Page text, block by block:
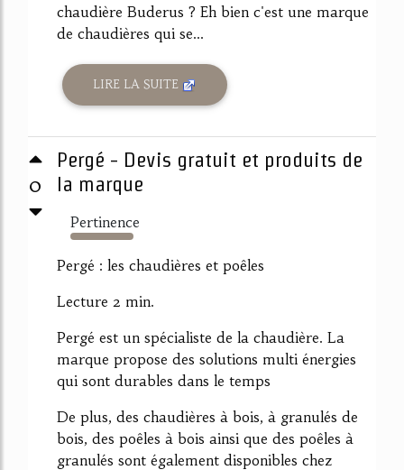
chaudière Buderus ? Eh bien c'est une marque
de chaudières qui se...
LIRE LA SUITE
0
Pergé - Devis gratuit et produits de
la marque
Pertinence
3155%
Pergé : les chaudières et poêles
Lecture 2 min.
Pergé est un spécialiste de la chaudière. La
marque propose des solutions multi énergies
qui sont durables dans le temps
De plus, des chaudières à bois, à granulés de
bois, des poêles à bois ainsi que des poêles à
granulés sont également disponibles chez